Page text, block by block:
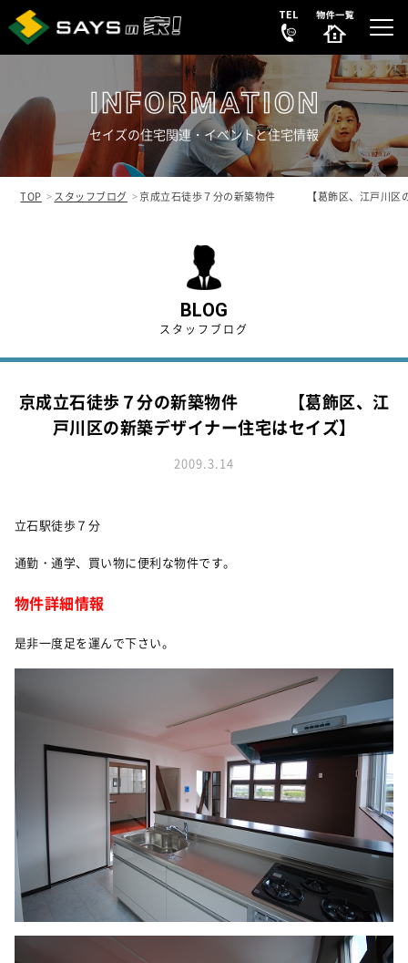
REASON
選ばれる理由
NEW HOUSE
販売中の新築分譲住宅
SECONDHAND
COMPANY
会社案内
お知らせ
新着情報
建築実例
オーナーズボイス
動画ギャラリー
耐震等級3の家づくり
プライバシーポリシー
セイズの住宅関連・イベントと住宅情報
TOP スタッフブログ 京成立石徒歩７分の新築物件 【葛飾区、江戸川区の
BLOG
スタッフブログ
京成立石徒歩７分の新築物件 【葛飾区、江
戸川区の新築デザイナー住宅はセイズ】
2009.3.14
立石駅徒歩７分
通勤・通学、買い物に便利な物件です。
物件詳細情報
是非一度足を運んで下さい。